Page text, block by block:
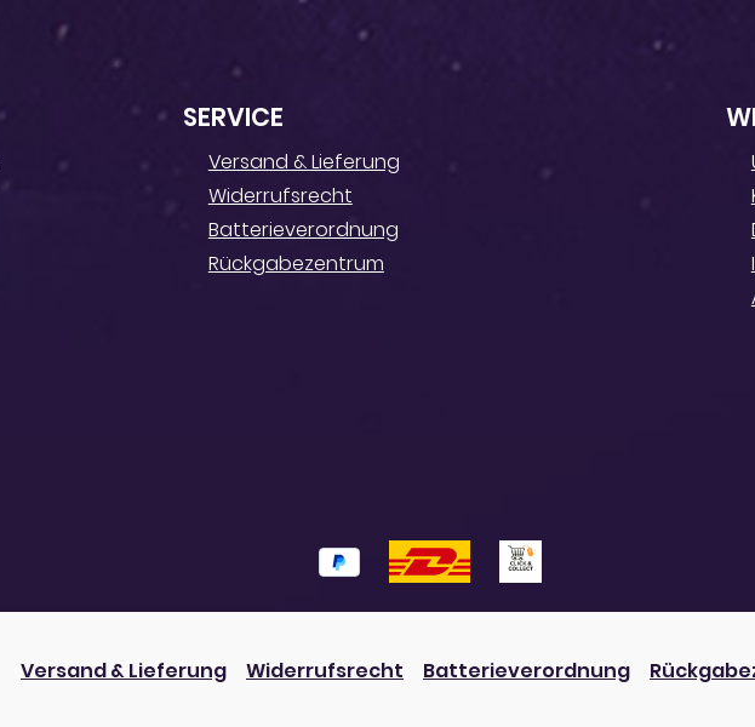
SERVICE
Versand & Lieferung
Widerrufsrecht
Batterieverordnung
Rückgabezentrum
Versand & Lieferung Widerrufsrecht Batterieverordnung